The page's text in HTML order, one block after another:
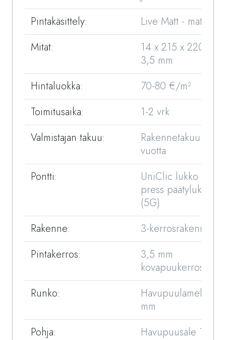
Pintakäsittely:
Live Matt -
Mitat:
14 x 215 x 2200 /
3,5 mm
Hintaluokka:
70-80 €/m²
Toimitusaika:
1-2 vrk
Valmistajan takuu:
Rakennetakuu 25
vuotta
Pontti:
UniClic lukko +X-
press päätylukko
(5G)
Rakenne:
3-kerrosrakenne
Pintakerros:
3,5 mm
kovapuukerros
Runko:
Havupuulamelli 8,8
mm
Pohja:
Havupuusäle 1,7